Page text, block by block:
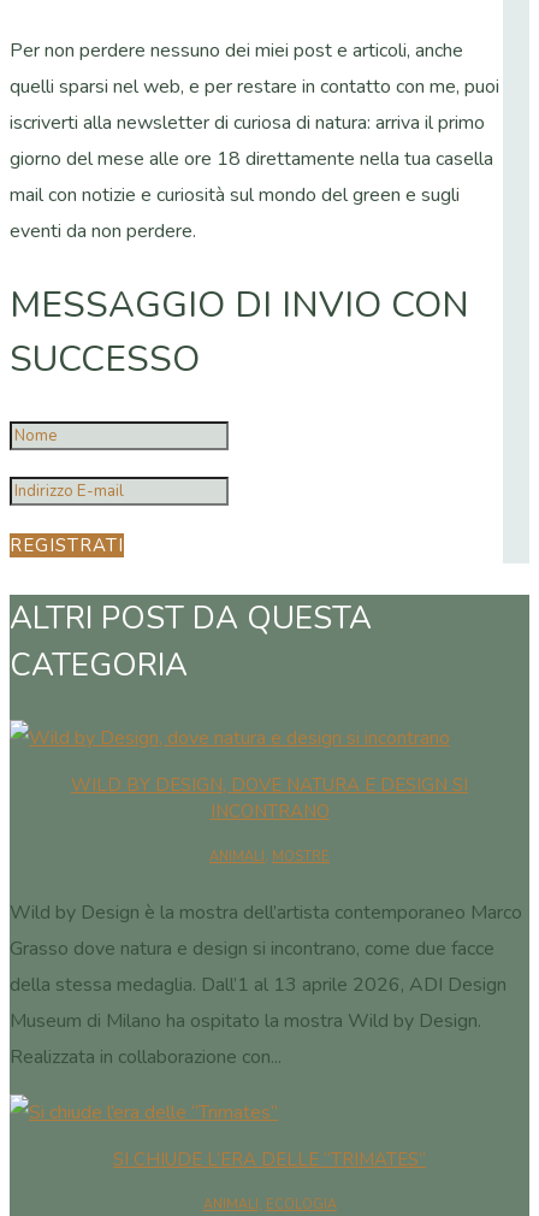
Per non perdere nessuno dei miei post e articoli, anche
quelli sparsi nel web, e per restare in contatto con me, puoi
iscriverti alla newsletter di curiosa di natura: arriva il primo
giorno del mese alle ore 18 direttamente nella tua casella
mail con notizie e curiosità sul mondo del green e sugli
eventi da non perdere.
MESSAGGIO DI INVIO CON
SUCCESSO
REGISTRATI
ALTRI POST DA QUESTA
CATEGORIA
WILD BY DESIGN, DOVE NATURA E DESIGN SI
INCONTRANO
ANIMALI, MOSTRE
Wild by Design è la mostra dell’artista contemporaneo Marco
Grasso dove natura e design si incontrano, come due facce
della stessa medaglia. Dall’1 al 13 aprile 2026, ADI Design
Museum di Milano ha ospitato la mostra Wild by Design.
Realizzata in collaborazione con...
SI CHIUDE L’ERA DELLE “TRIMATES”
ANIMALI, ECOLOGIA